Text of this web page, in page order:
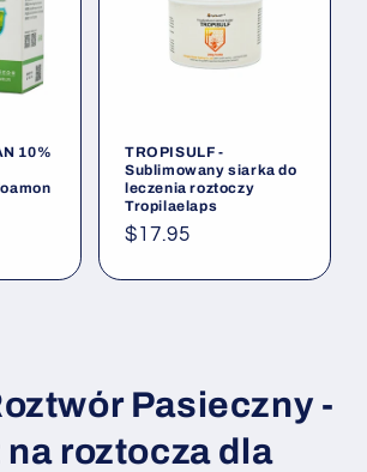
10%
TROPISULF -
Sublimowany siarka do
leczenia roztoczy
Tropilaelaps
Cena
$17.95
Pasieczny -
roztocza dla